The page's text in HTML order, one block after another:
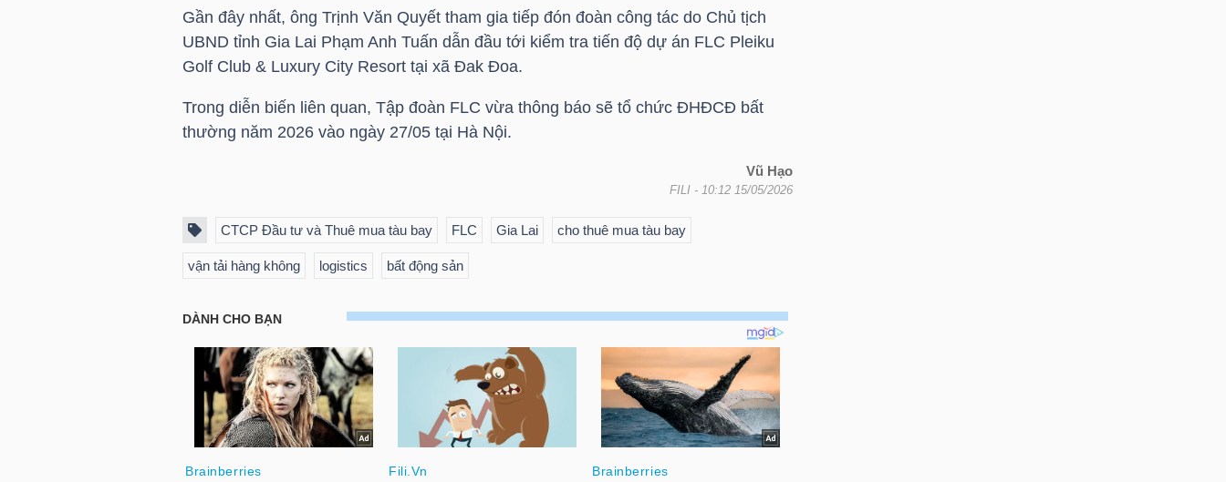
Gần đây nhất, ông Trịnh Văn Quyếttham gia tiếp đón đoàn công tác do Chủ tịch
UBND tỉnh Gia Lai Phạm Anh Tuấn dẫn đầu tới kiểm tra tiến độ dự án FLC Pleiku
Golf Club & Luxury City Resort tại xã Đak Đoa.
Trong diễn biến liên quan, Tập đoàn FLC vừa thông báo sẽ tổ chức ĐHĐCĐ bất
thường năm 2026 vào ngày 27/05 tại Hà Nội.
Vũ Hạo
FILI - 10:12 15/05/2026
CTCP Đầu tư và Thuê mua tàu bay FLC Gia Lai cho thuê mua tàu bay
vận tải hàng không logistics bất động sản